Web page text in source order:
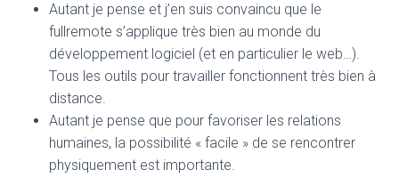
Autant je pense et j’en suis convaincu que le
fullremote s’applique très bien au monde du
développement logiciel (et en particulier le web…).
Tous les outils pour travailler fonctionnent très bien à
distance.
Autant je pense que pour favoriser les relations
humaines, la possibilité « facile » de se rencontrer
physiquement est importante.